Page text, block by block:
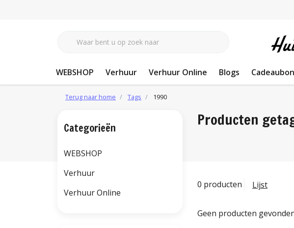
WEBSHOP Verhuur Verhuur Online Blogs Cadeaubon
Terug naar home Tags 1990
Producten
0 producten Lijst
Geen producten
Categorieën
WEBSHOP
Verhuur
Verhuur Online